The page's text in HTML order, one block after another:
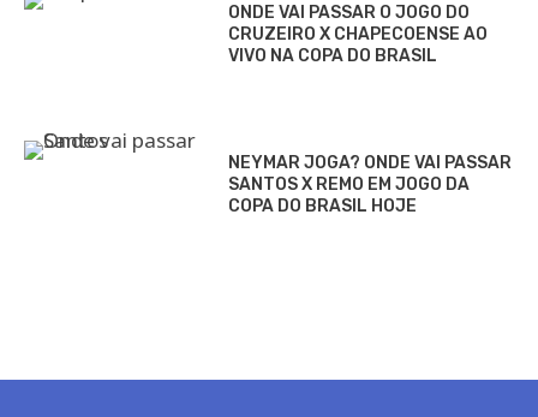
ONDE VAI PASSAR O JOGO DO
CRUZEIRO X CHAPECOENSE AO
VIVO NA COPA DO BRASIL
NEYMAR JOGA? ONDE VAI PASSAR
SANTOS X REMO EM JOGO DA
COPA DO BRASIL HOJE